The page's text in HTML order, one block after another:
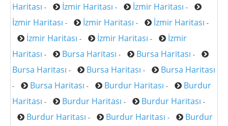
Haritası - İzmir Haritası - İzmir Haritası -
İzmir Haritası - İzmir Haritası - İzmir Haritası -
İzmir Haritası - İzmir Haritası -
İzmir
Haritası - Bursa Haritası - Bursa Haritası -
Bursa Haritası - Bursa Haritası - Bursa Haritası
- Bursa Haritası - Burdur Haritası -
Burdur
Haritası - Burdur Haritası - Burdur Haritası -
Burdur Haritası - Burdur Haritası -
Burdur